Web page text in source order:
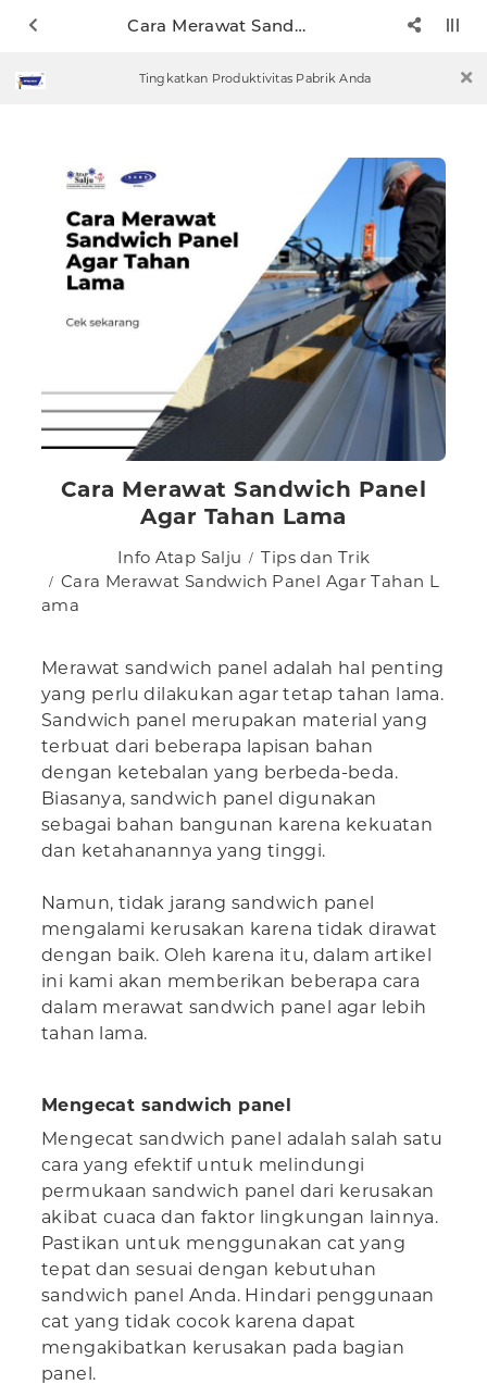
Cara Merawat Sandwich Panel Agar Tahan Lama
Tingkatkan Produktivitas Pabrik Anda
Cara Merawat Sandwich Panel
Agar Tahan Lama
Info Atap Salju
Tips dan Trik
Cara Merawat Sandwich Panel Agar Tahan L
ama
Merawat sandwich panel adalah hal penting
yang perlu dilakukan agar tetap tahan lama.
Sandwich panel merupakan material yang
terbuat dari beberapa lapisan bahan
dengan ketebalan yang berbeda-beda.
Biasanya, sandwich panel digunakan
sebagai bahan bangunan karena kekuatan
dan ketahanannya yang tinggi.
Namun, tidak jarang sandwich panel
mengalami kerusakan karena tidak dirawat
dengan baik. Oleh karena itu, dalam artikel
ini kami akan memberikan beberapa cara
dalam merawat sandwich panel agar lebih
tahan lama.
Mengecat sandwich panel
Mengecat sandwich panel adalah salah satu
cara yang efektif untuk melindungi
permukaan sandwich panel dari kerusakan
akibat cuaca dan faktor lingkungan lainnya.
Pastikan untuk menggunakan cat yang
tepat dan sesuai dengan kebutuhan
sandwich panel Anda. Hindari penggunaan
cat yang tidak cocok karena dapat
mengakibatkan kerusakan pada bagian
panel.